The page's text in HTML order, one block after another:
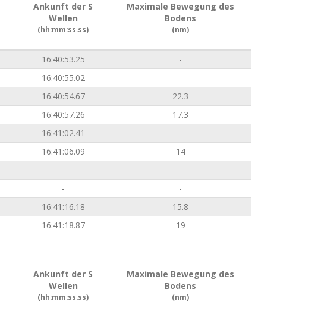
Ankunft der S
Wellen
(hh:mm:ss.ss)
Maximale Bewegung des
Bodens
(nm)
16:40:53.25
-
16:40:55.02
-
16:40:54.67
22.3
16:40:57.26
17.3
16:41:02.41
-
16:41:06.09
14
-
-
-
-
16:41:16.18
15.8
16:41:18.87 19
Ankunft der S
Wellen
(hh:mm:ss.ss)
Maximale Bewegung des
Bodens
(nm)